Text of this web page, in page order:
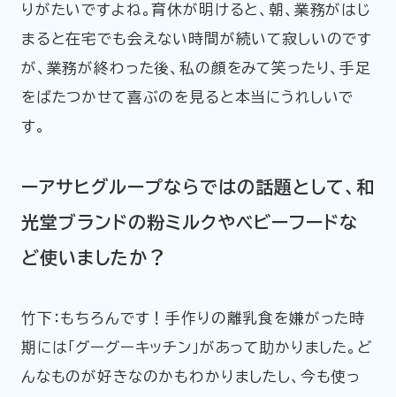
りがたいですよね。育休が明けると、朝、業務がはじ
まると在宅でも会えない時間が続いて寂しいのです
が、業務が終わった後、私の顔をみて笑ったり、手足
をばたつかせて喜ぶのを見ると本当にうれしいで
す。
ーアサヒグループならではの話題として、和
光堂ブランドの粉ミルクやベビーフードな
ど使いましたか？
竹下：もちろんです！手作りの離乳食を嫌がった時
期には「グーグーキッチン」があって助かりました。ど
んなものが好きなのかもわかりましたし、今も使っ